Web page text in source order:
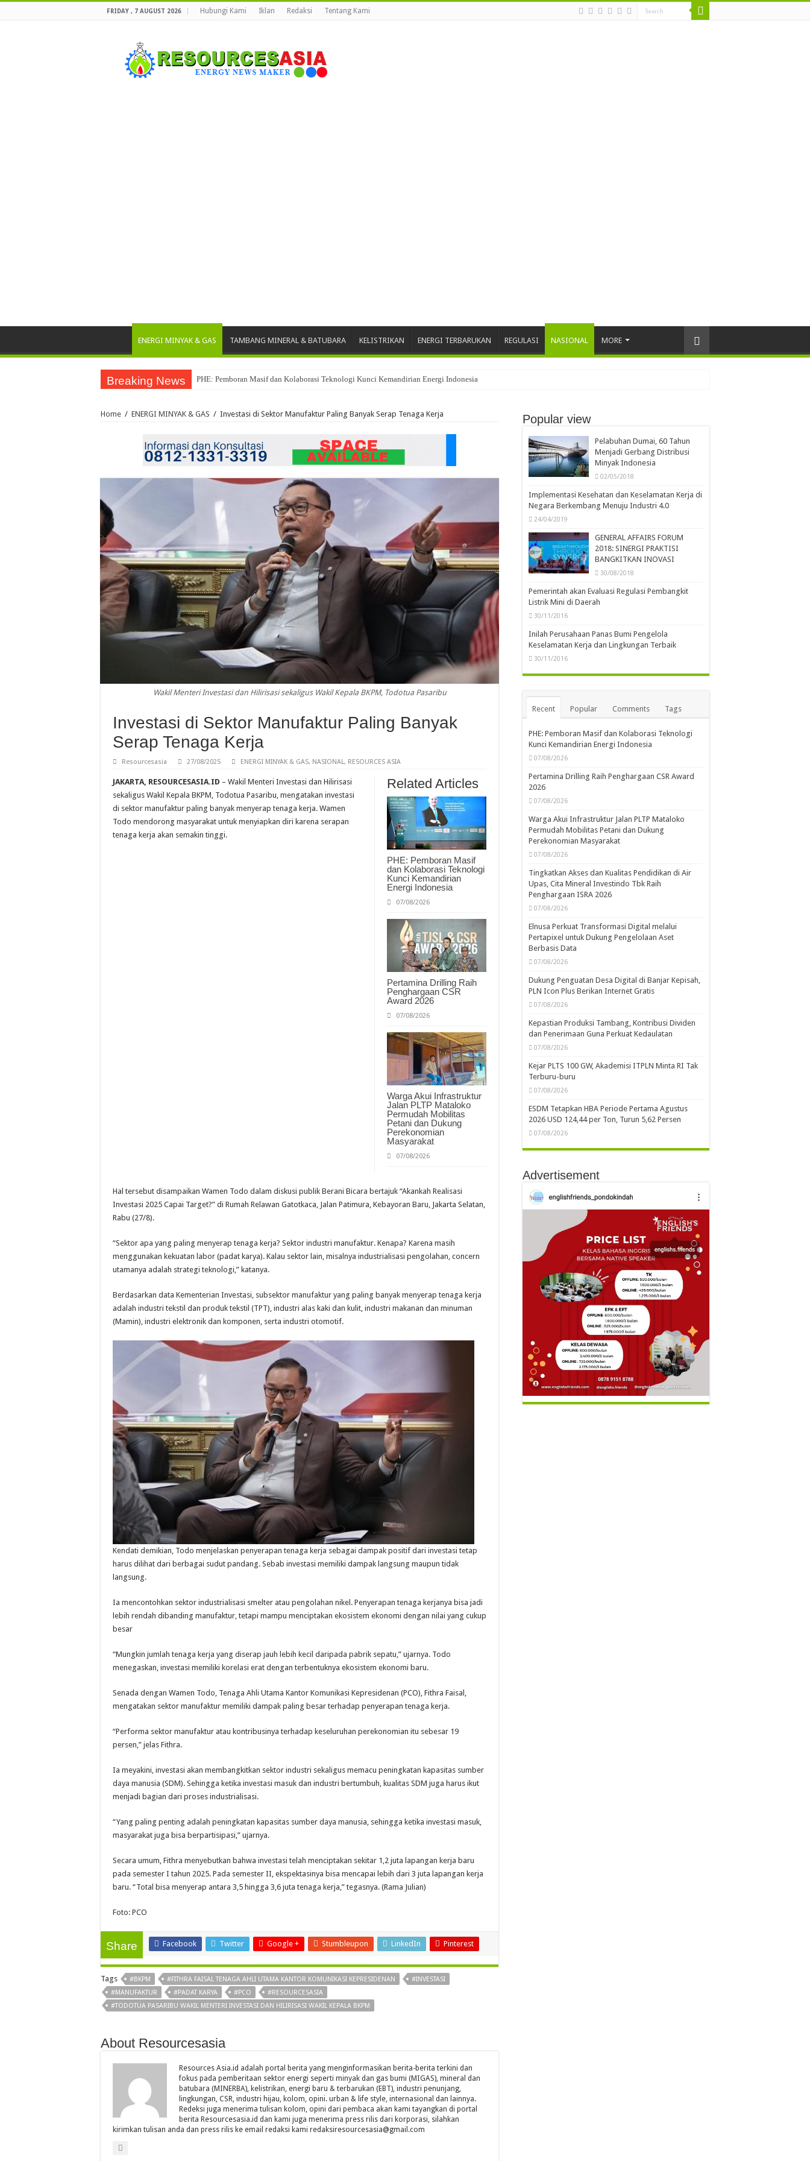
FRIDAY , 7 AUGUST 2026 Hubungi Kami Iklan Redaksi Tentang Kami
ENERGI MINYAK & GAS TAMBANG MINERAL & BATUBARA KELISTRIKAN ENERGI TERBARUKAN REGULASI NASIONAL MORE
Breaking News PHE: Pemboran Masif dan Kolaborasi Teknologi Kunci Kemandirian Energi Indonesia
Pertamina Drilling Raih Penghargaan CSR Award 2026
Home / ENERGI MINYAK & GAS / Investasi di Sektor Manufaktur Paling Banyak Serap Tenaga Kerja
Wakil Menteri Investasi dan Hilirisasi sekaligus Wakil Kepala BKPM, Todotua Pasaribu
Investasi di Sektor Manufaktur Paling Banyak
Serap Tenaga Kerja
Resourcesasia 27/08/2025 ENERGI MINYAK & GAS, NASIONAL, RESOURCES ASIA
Related Articles
PHE: Pemboran Masif
dan Kolaborasi Teknologi
Kunci Kemandirian
Energi Indonesia
07/08/2026
Pertamina Drilling Raih
Penghargaan CSR
Award 2026
07/08/2026
Warga Akui Infrastruktur
Jalan PLTP Mataloko
Permudah Mobilitas
Petani dan Dukung
Perekonomian
Masyarakat
07/08/2026
JAKARTA, RESOURCESASIA.ID – Wakil Menteri Investasi dan Hilirisasi
sekaligus Wakil Kepala BKPM, Todotua Pasaribu, mengatakan investasi
di sektor manufaktur paling banyak menyerap tenaga kerja. Wamen
Todo mendorong masyarakat untuk menyiapkan diri karena serapan
tenaga kerja akan semakin tinggi.
Hal tersebut disampaikan Wamen Todo dalam diskusi publik Berani Bicara bertajuk “Akankah Realisasi
Investasi 2025 Capai Target?” di Rumah Relawan Gatotkaca, Jalan Patimura, Kebayoran Baru, Jakarta Selatan,
Rabu (27/8).
“Sektor apa yang paling menyerap tenaga kerja? Sektor industri manufaktur. Kenapa? Karena masih
menggunakan kekuatan labor (padat karya). Kalau sektor lain, misalnya industrialisasi pengolahan, concern
utamanya adalah strategi teknologi,” katanya.
Berdasarkan data Kementerian Investasi, subsektor manufaktur yang paling banyak menyerap tenaga kerja
adalah industri tekstil dan produk tekstil (TPT), industri alas kaki dan kulit, industri makanan dan minuman
(Mamin), industri elektronik dan komponen, serta industri otomotif.
Kendati demikian, Todo menjelaskan penyerapan tenaga kerja sebagai dampak positif dari investasi tetap
harus dilihat dari berbagai sudut pandang. Sebab investasi memiliki dampak langsung maupun tidak
langsung.
Ia mencontohkan sektor industrialisasi smelter atau pengolahan nikel. Penyerapan tenaga kerjanya bisa jadi
lebih rendah dibanding manufaktur, tetapi mampu menciptakan ekosistem ekonomi dengan nilai yang cukup
besar
“Mungkin jumlah tenaga kerja yang diserap jauh lebih kecil daripada pabrik sepatu,” ujarnya. Todo
menegaskan, investasi memiliki korelasi erat dengan terbentuknya ekosistem ekonomi baru.
Senada dengan Wamen Todo, Tenaga Ahli Utama Kantor Komunikasi Kepresidenan (PCO), Fithra Faisal,
mengatakan sektor manufaktur memiliki dampak paling besar terhadap penyerapan tenaga kerja.
“Performa sektor manufaktur atau kontribusinya terhadap keseluruhan perekonomian itu sebesar 19
persen,” jelas Fithra.
Ia meyakini, investasi akan membangkitkan sektor industri sekaligus memacu peningkatan kapasitas sumber
daya manusia (SDM). Sehingga ketika investasi masuk dan industri bertumbuh, kualitas SDM juga harus ikut
menjadi bagian dari proses industrialisasi.
“Yang paling penting adalah peningkatan kapasitas sumber daya manusia, sehingga ketika investasi masuk,
masyarakat juga bisa berpartisipasi,” ujarnya.
Secara umum, Fithra menyebutkan bahwa investasi telah menciptakan sekitar 1,2 juta lapangan kerja baru
pada semester I tahun 2025. Pada semester II, ekspektasinya bisa mencapai lebih dari 3 juta lapangan kerja
baru. “Total bisa menyerap antara 3,5 hingga 3,6 juta tenaga kerja,” tegasnya. (Rama Julian)
Foto: PCO
Share Facebook Twitter Google + Stumbleupon LinkedIn Pinterest
Tags #BKPM #FITHRA FAISAL TENAGA AHLI UTAMA KANTOR KOMUNIKASI KEPRESIDENAN
#INVESTASI
#MANUFAKTUR
#PADAT KARYA #PCO
#RESOURCESASIA
#TODOTUA PASARIBU WAKIL MENTERI INVESTASI DAN HILIRISASI WAKIL KEPALA BKPM
About Resourcesasia
Resources Asia.id adalah portal berita yang menginformasikan berita-berita terkini dan
fokus pada pemberitaan sektor energi seperti minyak dan gas bumi (MIGAS), mineral dan
batubara (MINERBA), kelistrikan, energi baru & terbarukan (EBT), industri penunjang,
lingkungan, CSR, industri hijau, kolom, opini. urban & life style, internasional dan lainnya.
Redeksi juga menerima tulisan kolom, opini dari pembaca akan kami tayangkan di portal
berita Resourcesasia.id dan kami juga menerima press rilis dari korporasi, silahkan
kirimkan tulisan anda dan press rilis ke email redaksi kami redaksiresourcesasia@gmail.com
Popular view
Pelabuhan Dumai, 60 Tahun
Menjadi Gerbang Distribusi
Minyak Indonesia
02/05/2018
Implementasi Kesehatan dan Keselamatan Kerja di
Negara Berkembang Menuju Industri 4.0
24/04/2019
GENERAL AFFAIRS FORUM
2018: SINERGI PRAKTISI
BANGKITKAN INOVASI
30/08/2018
Pemerintah akan Evaluasi Regulasi Pembangkit
Listrik Mini di Daerah
30/11/2016
Inilah Perusahaan Panas Bumi Pengelola
Keselamatan Kerja dan Lingkungan Terbaik
30/11/2016
Recent Popular Comments Tags
PHE: Pemboran Masif dan Kolaborasi Teknologi
Kunci Kemandirian Energi Indonesia
07/08/2026
Pertamina Drilling Raih Penghargaan CSR Award
2026
07/08/2026
Warga Akui Infrastruktur Jalan PLTP Mataloko
Permudah Mobilitas Petani dan Dukung
Perekonomian Masyarakat
07/08/2026
Tingkatkan Akses dan Kualitas Pendidikan di Air
Upas, Cita Mineral Investindo Tbk Raih
Penghargaan ISRA 2026
07/08/2026
Elnusa Perkuat Transformasi Digital melalui
Pertapixel untuk Dukung Pengelolaan Aset
Berbasis Data
07/08/2026
Dukung Penguatan Desa Digital di Banjar Kepisah,
PLN Icon Plus Berikan Internet Gratis
07/08/2026
Kepastian Produksi Tambang, Kontribusi Dividen
dan Penerimaan Guna Perkuat Kedaulatan
07/08/2026
Kejar PLTS 100 GW, Akademisi ITPLN Minta RI Tak
Terburu-buru
07/08/2026
ESDM Tetapkan HBA Periode Pertama Agustus
2026 USD 124,44 per Ton, Turun 5,62 Persen
07/08/2026
Advertisement